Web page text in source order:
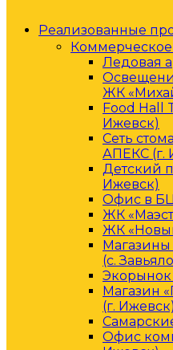
Реализованные
Ледовая
ЖК
Food Hall
Ижевск)
Сеть
АПЕКС (г.
Детский
Ижевск)
Офис в БЦ
ЖК
ЖК
Магазины
(с.
Экорынок
Магазин
(г. Ижевск)
Офис